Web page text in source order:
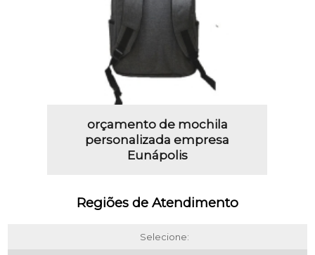
orçamento de mochila
personalizada empresa
Eunápolis
Regiões de Atendimento
Selecione: